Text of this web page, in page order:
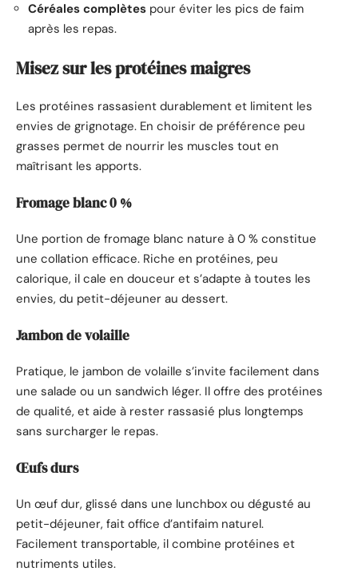
Céréales complètes pour éviter les pics de faim
après les repas.
Misez sur les protéines maigres
Les protéines rassasient durablement et limitent les
envies de grignotage. En choisir de préférence peu
grasses permet de nourrir les muscles tout en
maîtrisant les apports.
Fromage blanc 0 %
Une portion de fromage blanc nature à 0 % constitue
une collation efficace. Riche en protéines, peu
calorique, il cale en douceur et s’adapte à toutes les
envies, du petit-déjeuner au dessert.
Jambon de volaille
Pratique, le jambon de volaille s’invite facilement dans
une salade ou un sandwich léger. Il offre des protéines
de qualité, et aide à rester rassasié plus longtemps
sans surcharger le repas.
Œufs durs
Un œuf dur, glissé dans une lunchbox ou dégusté au
petit-déjeuner, fait office d’antifaim naturel.
Facilement transportable, il combine protéines et
nutriments utiles.